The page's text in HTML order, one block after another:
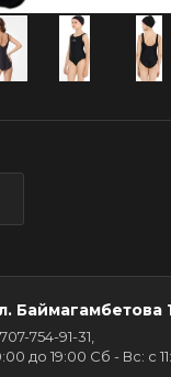
Баймагамбетова
754-91-31,
до 19:00 Сб - Вс: с